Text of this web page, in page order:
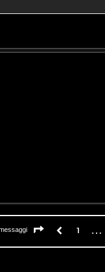
Pagina 9di
Precedente
1 …